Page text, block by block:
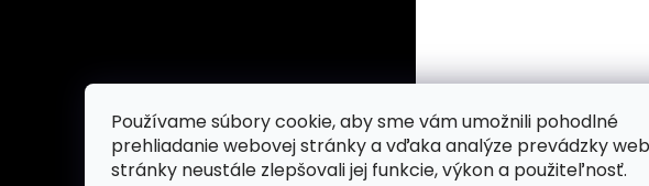
Používame súbory cookie, aby sme vám umožnili pohodlné
prehliadanie webovej stránky a vďaka analýze prevádzky
stránky neustále zlepšovali jej funkcie, výkon a použiteľnosť.